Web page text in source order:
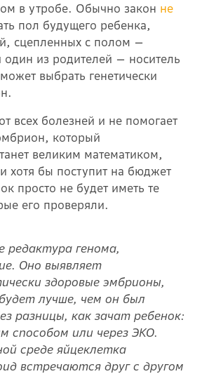
в утробе. Обычно закон не
пол будущего ребенка,
сцепленных с полом —
из родителей — носитель
выбрать генетически
всех болезней и не помогает
который
великим математиком,
хотя бы поступит на бюджет
просто не будет иметь те
его проверяли.
редактура генома,
Оно выявляет
здоровые эмбрионы,
лучше, чем он был
разницы, как зачат ребенок:
способом или через ЭКО.
среде яйцеклетка
встречаются друг с другом